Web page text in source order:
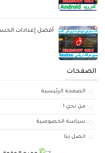
أفضل إعدادات
الصفحات
الصفحة الرئيسية
من نحن !
سياسة الخصوصية
اتصل بنا